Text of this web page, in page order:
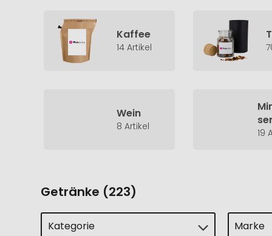
Kaffee
14 Artikel
Wein
8 Artikel
ser
19
Getränke (223)
Kategorie Marke